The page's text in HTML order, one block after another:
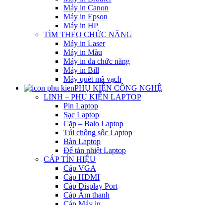
Máy in Canon
Máy in Epson
Máy in HP
TÌM THEO CHỨC NĂNG
Máy in Laser
Máy in Màu
Máy in đa chức năng
Máy in Bill
Máy quét mã vạch
PHỤ KIỆN CÔNG NGHỆ
LINH – PHỤ KIỆN LAPTOP
Pin Laptop
Sạc Laptop
Cặp – Balo Laptop
Túi chống sốc Laptop
Bàn Laptop
Đế tản nhiệt Laptop
CÁP TÍN HIỆU
Cáp VGA
Cáp HDMI
Cáp Display Port
Cáp Âm thanh